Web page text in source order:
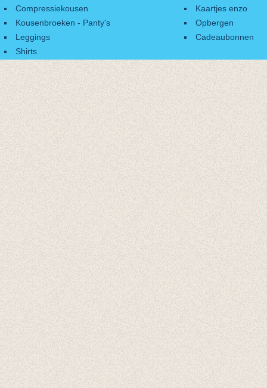
Compressiekousen
Kousenbroeken - Panty's
Leggings
Shirts
Kaartjes enzo
Opbergen
Cadeaubonnen